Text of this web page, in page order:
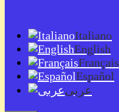
Italiano
English
Français
Español
عربى